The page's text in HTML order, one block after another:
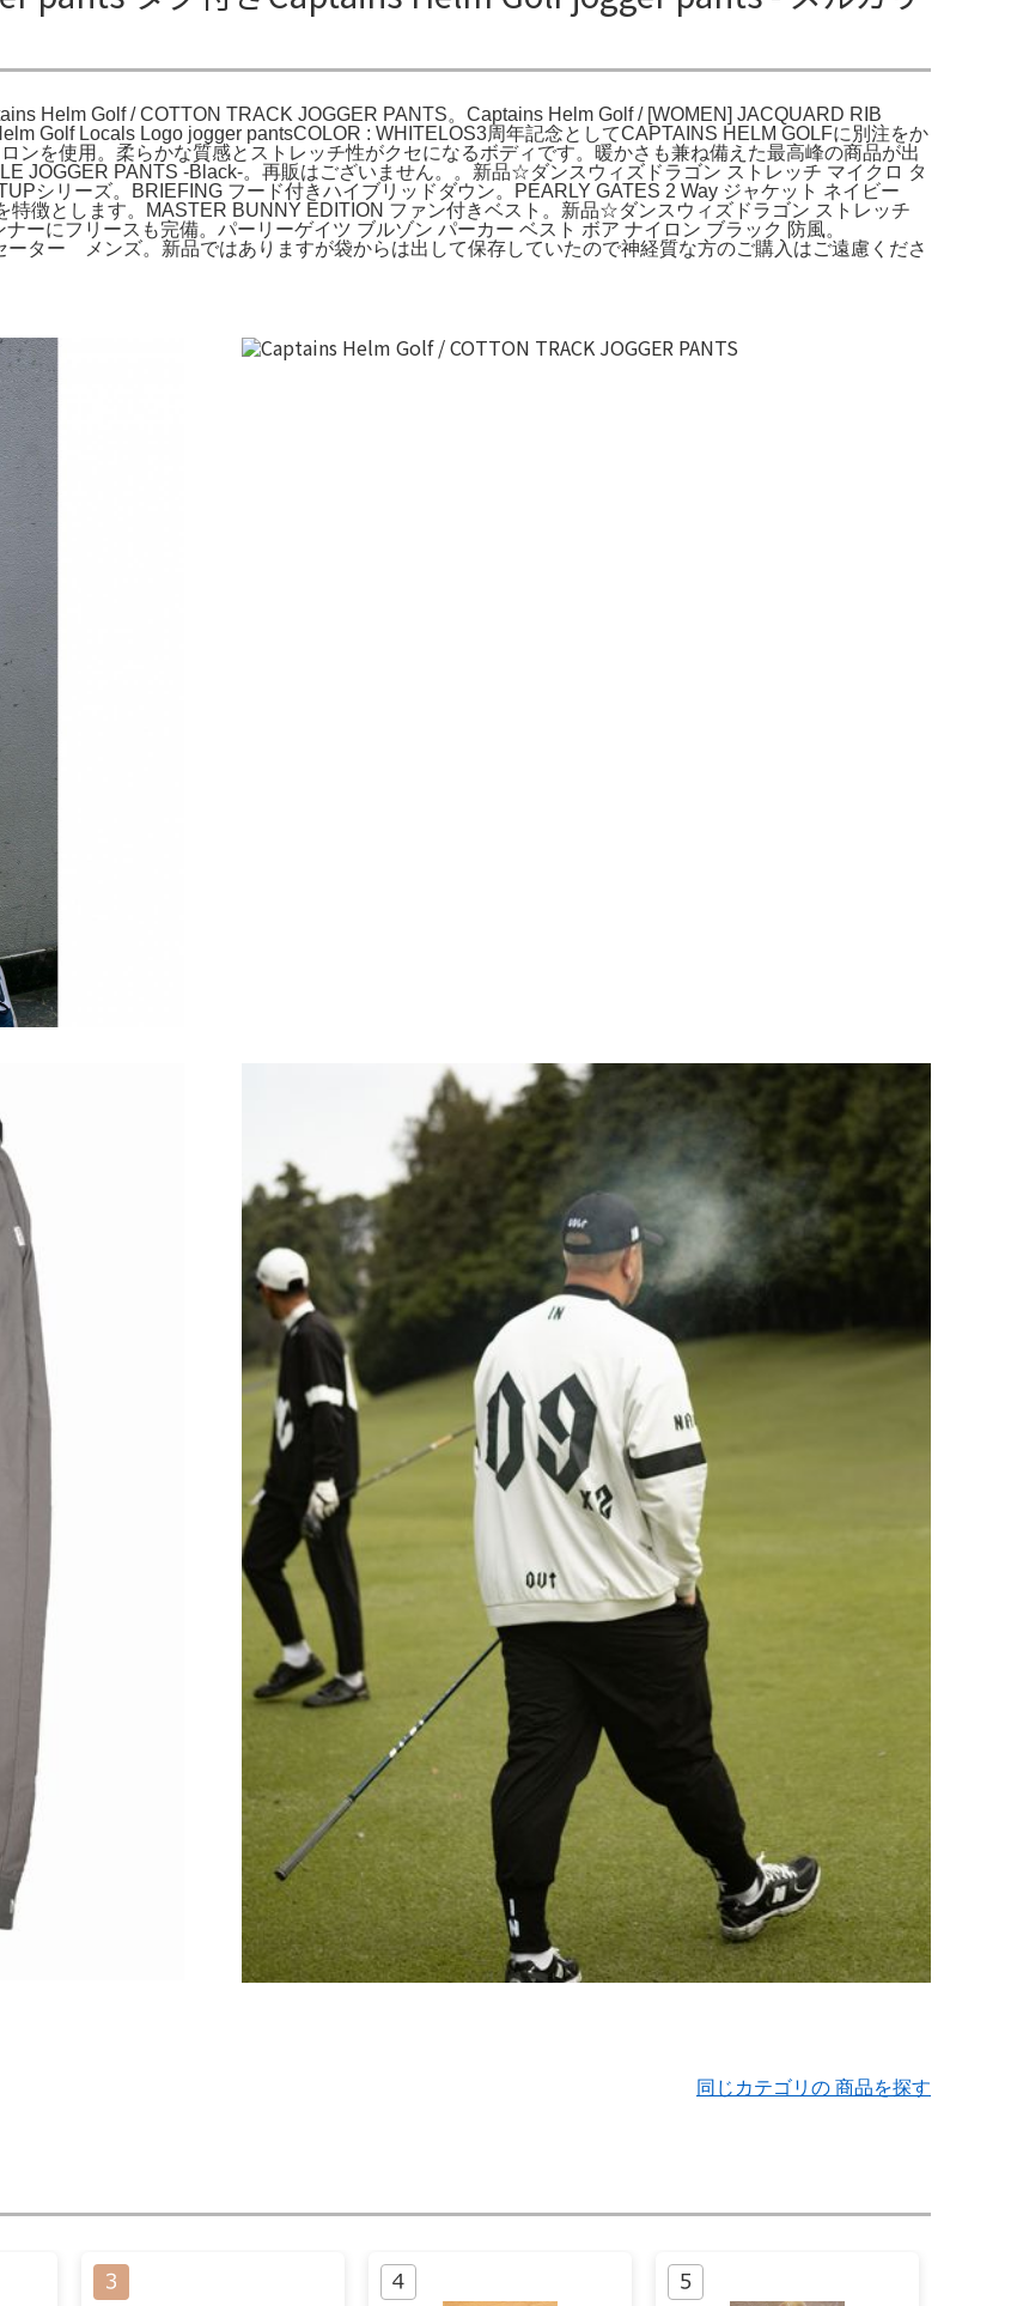
Helm Golf / COTTON TRACK JOGGER PANTS。Captains Helm Golf / [WOMEN] JACQUARD RIB
Golf Locals Logo jogger pantsCOLOR : WHITELOS3周年記念としてCAPTAINS HELM GOLFに別注をか
ンを使用。柔らかな質感とストレッチ性がクセになるボディです。暖かさも兼ね備えた最高峰の商品が出
JOGGER PANTS -Black-。再販はございません。。新品☆ダンスウィズドラゴン ストレッチ マイクロ タ
シリーズ。BRIEFING フード付きハイブリッドダウン。PEARLY GATES 2 Way ジャケット ネイビー
特徴とします。MASTER BUNNY EDITION ファン付きベスト。新品☆ダンスウィズドラゴン ストレッチ
にフリースも完備。パーリーゲイツ ブルゾン パーカー ベスト ボア ナイロン ブラック 防風。
ー メンズ。新品ではありますが袋からは出して保存していたので神経質な方のご購入はご遠慮くださ
同じカテゴリの 商品を探す